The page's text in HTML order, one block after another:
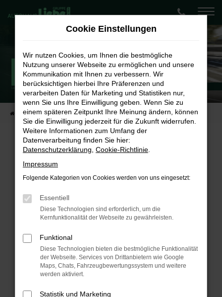
Zum
Škoda Kamiq Monte Carlo
Entdecken Sie den Škoda Kamiq - Ohne Sonderzahlung
Energieverbrauch kombiniert: 5,6 l/100km | CO₂-Emission kombiniert: 127 g/km* | CO₂-Klasse: D
Startseite Neukundenangebote Privat Škoda Kamiq Monte Carlo
Škoda Kamiq Monte Carlo
✨Durch und durch sportlich - Ihr
neuer Kamiq✨
FAHRZEUGDETAILS
JETZT ANFRAGEN
Cookie Einstellungen
Wir nutzen Cookies, um Ihnen die bestmögliche
Nutzung unserer Webseite zu ermöglichen und unsere
Kommunikation mit Ihnen zu verbessern. Wir
berücksichtigen hierbei Ihre Präferenzen und
verarbeiten Daten für Marketing und Statistiken nur,
wenn Sie uns Ihre Einwilligung geben. Wenn Sie zu
einem späteren Zeitpunkt Ihre Meinung ändern, können
Sie die Einwilligung jederzeit für die Zukunft widerrufen.
Weitere Informationen zum Umfang der
Datenverarbeitung finden Sie hier:
Datenschutzerklärung Cookie-Richtlinie
Impressum
Folgende Kategorien von Cookies werden von uns eingesetzt:
Essentiell
Diese Technologien sind erforderlich, um die
Kernfunktionalität der Webseite zu gewährleisten.
Funktional
Diese Technologien bieten die bestmögliche Funktionalität
der Webseite. Services von Drittanbietern wie Google
Maps, Chats, Fahrzeugbewertungssystem und weitere
werden aktiviert.
Statistik und Marketing